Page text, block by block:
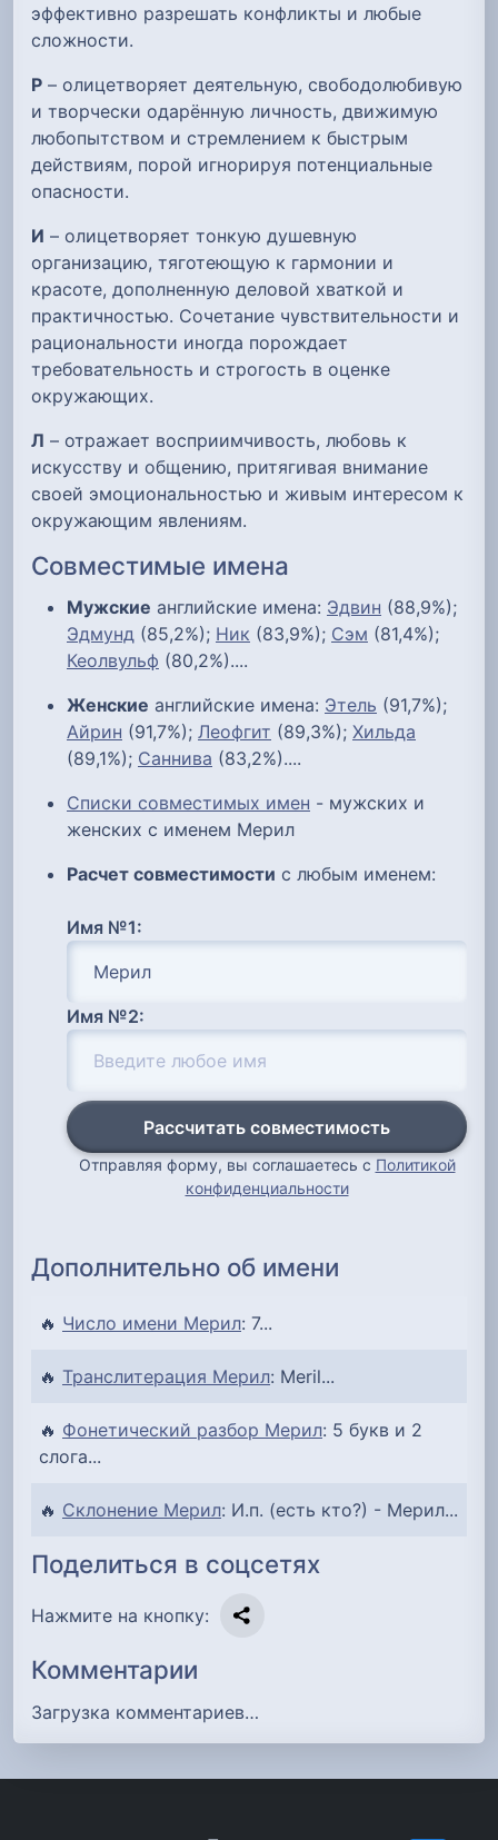
эффективно разрешать конфликты и любые
сложности.
Р – олицетворяет деятельную, свободолюбивую
и творчески одарённую личность, движимую
любопытством и стремлением к быстрым
действиям, порой игнорируя потенциальные
опасности.
И – олицетворяет тонкую душевную
организацию, тяготеющую к гармонии и
красоте, дополненную деловой хваткой и
практичностью. Сочетание чувствительности и
рациональности иногда порождает
требовательность и строгость в оценке
окружающих.
Л – отражает восприимчивость, любовь к
искусству и общению, притягивая внимание
своей эмоциональностью и живым интересом к
окружающим явлениям.
Совместимые имена
Мужские английские имена: Эдвин (88,9%);
Эдмунд (85,2%); Ник (83,9%); Сэм (81,4%);
Кеолвульф (80,2%)....
Женские английские имена: Этель (91,7%);
Айрин (91,7%); Леофгит (89,3%); Хильда
(89,1%); Саннива (83,2%)....
Списки совместимых имен - мужских и
женских с именем Мерил
Расчет совместимости с любым именем:
Имя №1:
Имя №2:
Рассчитать совместимость
Отправляя форму, вы соглашаетесь с Политикой
конфиденциальности
Дополнительно об имени
🔥 Число имени Мерил: 7...
🔥 Транслитерация Мерил: Meril...
🔥 Фонетический разбор Мерил: 5 букв и 2
слога...
🔥 Склонение Мерил: И.п. (есть кто?) - Мерил...
Поделиться в соцсетях
Нажмите на кнопку:
Комментарии
Загрузка комментариев…